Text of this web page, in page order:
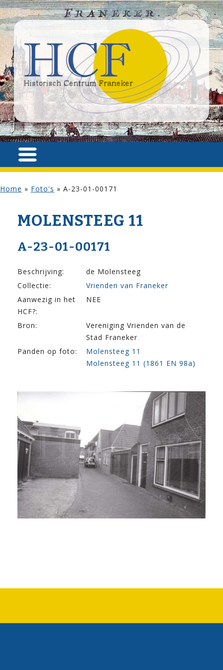
Home » Foto's » A-23-01-00171
MOLENSTEEG 11
A-23-01-00171
Beschrijving:
de Molensteeg
Collectie:
Vrienden van Franeker
Aanwezig in het
HCF?:
NEE
Bron:
Vereniging Vrienden van de
Stad Franeker
Panden op foto:
Molensteeg 11
Molensteeg 11 (1861 EN 98a)